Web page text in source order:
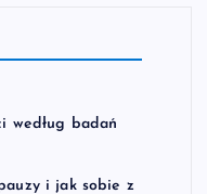
według badań
i jak sobie z